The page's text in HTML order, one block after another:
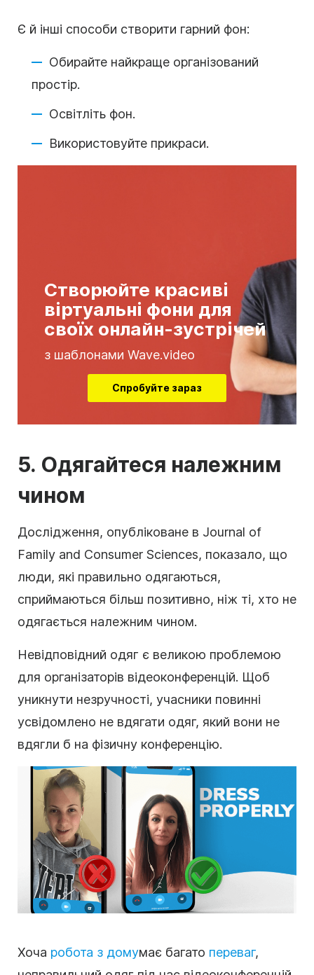
Є й інші способи створити гарний фон:
Обирайте найкраще організований
простір.
Освітліть фон.
Використовуйте прикраси.
Створюйте красиві
віртуальні фони для
своїх онлайн-зустрічей
з шаблонами Wave.video
Спробуйте зараз
5. Одягайтеся належним
чином
Дослідження, опубліковане в Journal of
Family and Consumer Sciences, показало, що
люди, які правильно одягаються,
сприймаються більш позитивно, ніж ті, хто не
одягається належним чином.
Невідповідний одяг є великою проблемою
для організаторів відеоконференцій. Щоб
уникнути незручності, учасники повинні
усвідомлено не вдягати одяг, який вони не
вдягли б на фізичну конференцію.
Хоча робота з домумає багато переваг,